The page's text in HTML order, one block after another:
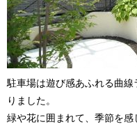
駐車場は遊び感あふれる曲
りました。
緑や花に囲まれて、季節を